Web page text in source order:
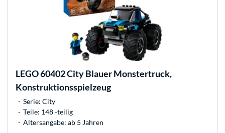
LEGO60402 City Blauer Monstertruck,
Konstruktionsspielzeug
Serie: City
Teile: 148 -teilig
Altersangabe: ab 5 Jahren